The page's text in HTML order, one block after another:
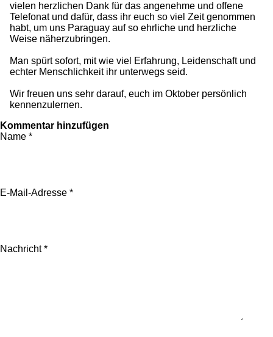
vielen herzlichen Dank für das angenehme und offene
Telefonat und dafür, dass ihr euch so viel Zeit genommen
habt, um uns Paraguay auf so ehrliche und herzliche
Weise näherzubringen.
Man spürt sofort, mit wie viel Erfahrung, Leidenschaft und
echter Menschlichkeit ihr unterwegs seid.
Wir freuen uns sehr darauf, euch im Oktober persönlich
kennenzulernen.
Kommentar hinzufügen
Name *
E-Mail-Adresse *
Nachricht *